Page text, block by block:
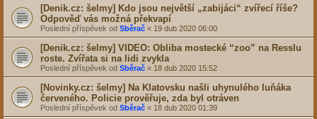
[Denik.cz: šelmy] Kdo jsou největší „zabijáci“ zvířecí říše?
Odpověď vás možná překvapí
Poslední příspěvek od Sběrač « 19 dub 2020 06:00
[Denik.cz: šelmy] VIDEO: Obliba mostecké “zoo” na Resslu
roste. Zvířata si na lidi zvykla
Poslední příspěvek od Sběrač « 18 dub 2020 15:52
[Novinky.cz: šelmy] Na Klatovsku našli uhynulého luňáka
červeného. Policie prověřuje, zda byl otráven
Poslední příspěvek od Sběrač « 18 dub 2020 01:39